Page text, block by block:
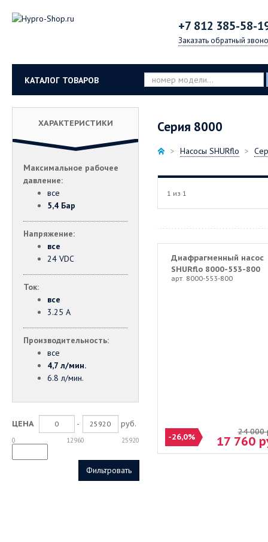
+7 812 385-58-
Заказать обратный
КАТАЛОГ ТОВАРОВ
ХАРАКТЕРИСТИКИ
Максимальное рабочее
давление:
все
5,4 Бар
Напряжение:
все
24 VDC
Ток:
все
3.25 А
Производительность:
все
4,7 л/мин.
6.8 л/мин.
ЦЕНА - руб.
0 12960 25920
Серия 8000
Насосы SHURflo
1 из 1
Диафрагменный насос
SHURflo 8000-553-800
арт. 8000-553-800
-26,0%
24 000
17 760